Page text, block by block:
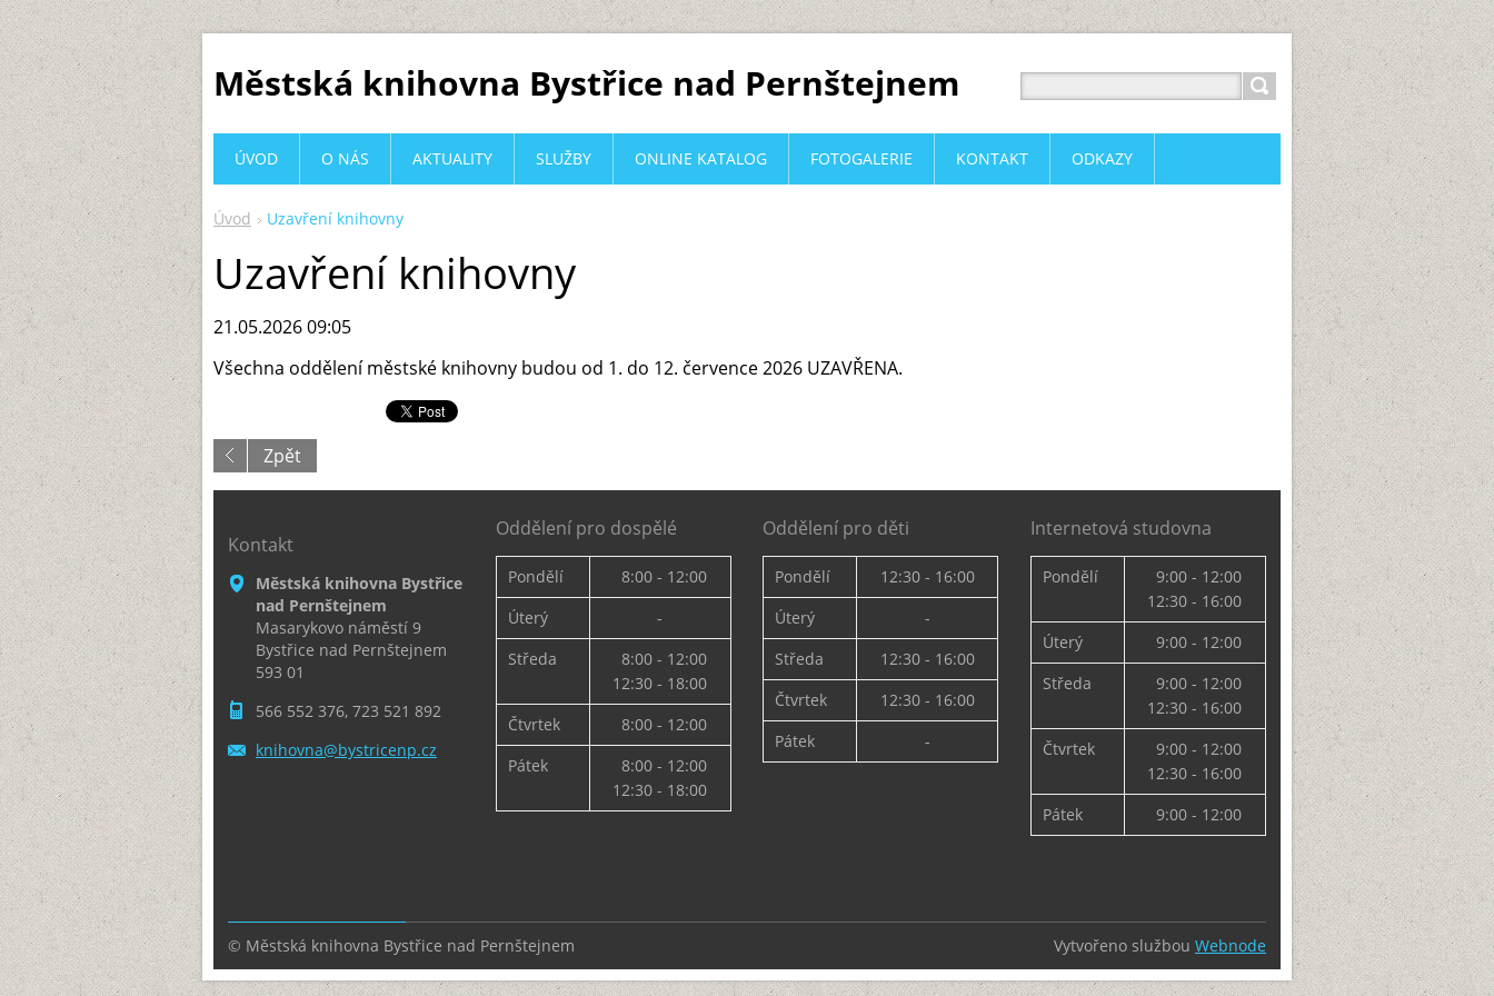
Městská knihovna Bystřice nad Pernštejnem
Úvod Uzavření knihovny
Uzavření knihovny
21.05.2026 09:05
Všechna oddělení městské knihovny budou od 1. do 12. července 2026 UZAVŘENA.
Zpět
ÚVOD O NÁS AKTUALITY SLUŽBY ONLINE KATALOG FOTOGALERIE KONTAKT ODKAZY
Kontakt
Městská knihovna Bystřice
nad Pernštejnem
Masarykovo náměstí 9
Bystřice nad Pernštejnem
593 01
566 552 376, 723 521 892
knihovna@bystricenp.cz
Oddělení pro dospělé
Pondělí
8:00 - 12:00
Úterý
-
Středa
8:00 - 12:00
12:30 - 18:00
Čtvrtek
8:00 - 12:00
Pátek
8:00 - 12:00
12:30 - 18:00
Oddělení pro děti
Pondělí
12:30 - 16:00
Úterý
-
Středa
12:30 - 16:00
Čtvrtek
12:30 - 16:00
Pátek
-
Internetová studovna
Pondělí
9:00 - 12:00
12:30 - 16:00
Úterý
9:00 - 12:00
Středa
9:00 - 12:00
12:30 - 16:00
Čtvrtek
9:00 - 12:00
12:30 - 16:00
Pátek
9:00 - 12:00
© Městská knihovna Bystřice nad Pernštejnem Vytvořeno službou Webnode